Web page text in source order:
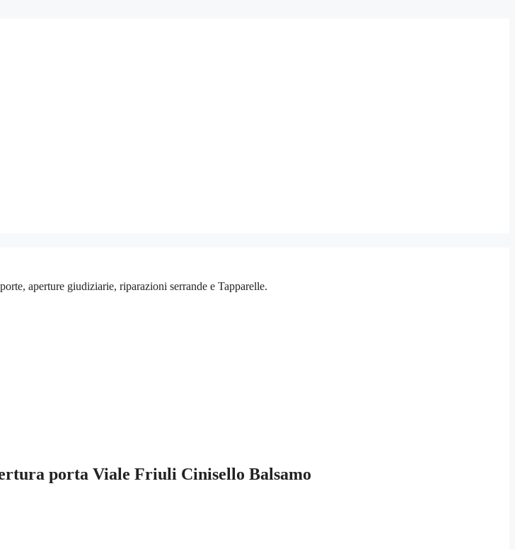
aperture giudiziarie, riparazioni serrande e Tapparelle.
porta Viale Friuli Cinisello Balsamo